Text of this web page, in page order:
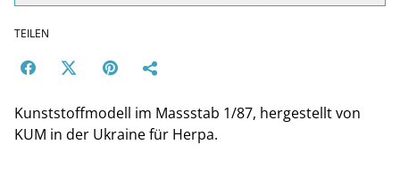
TEILEN
Kunststoffmodell im Massstab 1/87, hergestellt von
KUM in der Ukraine für Herpa.